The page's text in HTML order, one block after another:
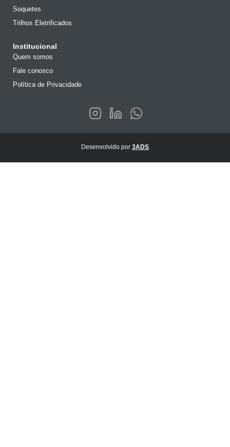
Soquetes
Trilhos Eletrificados
Institucional
Quem somos
Fale conosco
Política de Privacidade
Desenvolvido por 3ADS